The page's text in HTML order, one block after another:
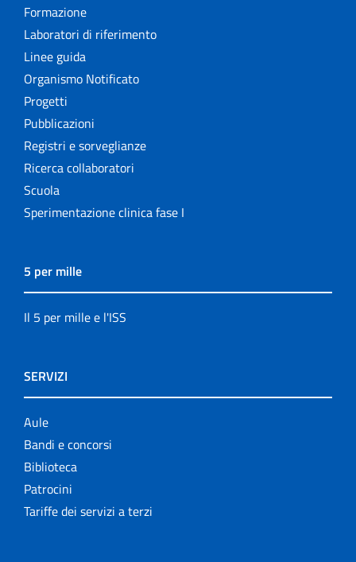
Formazione
Laboratori di riferimento
Linee guida
Organismo Notificato
Progetti
Pubblicazioni
Registri e sorveglianze
Ricerca collaboratori
Scuola
Sperimentazione clinica fase I
5 per mille
Il 5 per mille e l'ISS
SERVIZI
Aule
Bandi e concorsi
Biblioteca
Patrocini
Tariffe dei servizi a terzi